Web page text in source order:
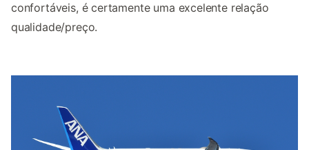
confortáveis, é certamente uma excelente relação
qualidade/preço.